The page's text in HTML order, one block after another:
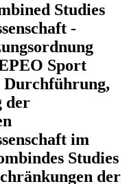
Studies
-
Sport
Durchführung,
der
im
Studies
der